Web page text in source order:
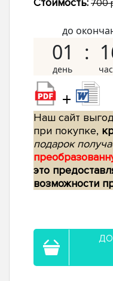
700
до
01
+
Наш сайт
при покупке,
подарок
это
возможности